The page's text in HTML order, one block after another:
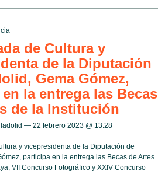
de Cultura y
de la Diputación
Gema Gómez,
la entrega las Becas
de la Institución
— 22 febrero 2023 @ 13:28
y vicepresidenta de la Diputación de
participa en la entrega las Becas de Artes
VII Concurso Fotográfico y XXIV Concurso